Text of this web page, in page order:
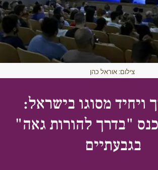
צילום: אוראל כהן
ויחיד מסוגו בישראל:
"בדרך להורות גאה"
בגבעתיים